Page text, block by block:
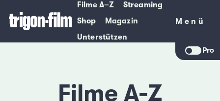
Filme A–Z
Streaming
Shop
Magazin
Unterstützen
Menü
Menü
Pro
Filme A-Z